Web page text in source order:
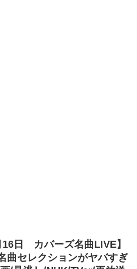
16日 カバーズ名曲LIVE】
曲セレクションがヤバすぎ